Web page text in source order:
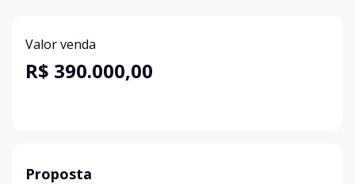
Valor venda
R$ 390.000,00
Proposta